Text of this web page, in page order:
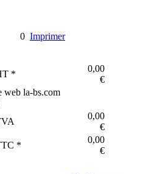
0 Imprimer
*
0,00
€
web la-bs.com
0,00
€
*
0,00
€